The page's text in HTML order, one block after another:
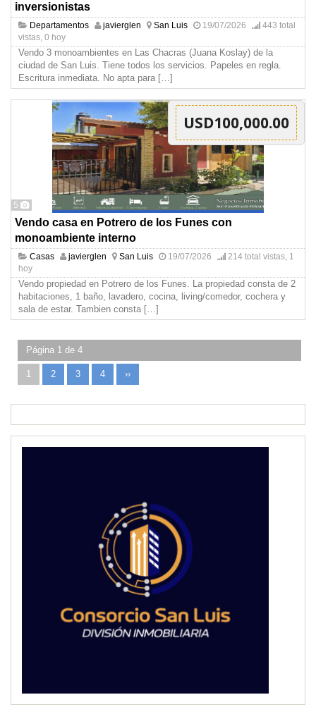
inversionistas
Departamentos javierglen San Luis 19/07/2026
443 total
vistas, 0 hoy
Vendo 3 monoambientes en Las Chacras (Juana Koslay) de la
ciudad de San Luis. Tiene todos los servicios. Papeles en regla.
Escritura inmediata. No apta para […]
5
USD100,000.00
Vendo casa en Potrero de los Funes con
monoambiente interno
Casas javierglen San Luis 19/07/2026
214 total vistas, 1
hoy
Vendo propiedad en Potrero de los Funes. La propiedad consta de 2
habitaciones, 1 baño, lavadero, cocina, living/comedor, cochera y
sala de estar. Tambien consta […]
Página 1 de 4
1 2 3 4 ››